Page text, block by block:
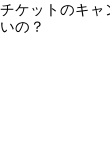
チケットのキ
いの？